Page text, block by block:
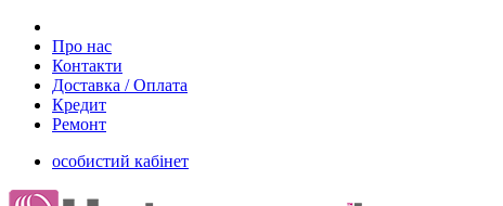
Про нас
Контакти
Доставка / Оплата
Кредит
Ремонт
особистий кабінет